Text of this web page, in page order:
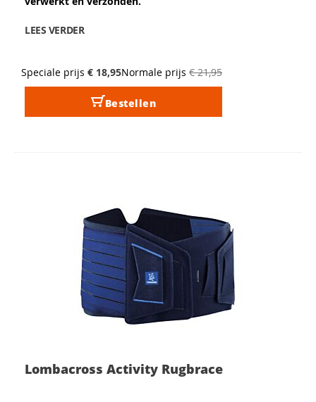
LEES VERDER
Speciale prijs € 18,95Normale prijs € 21,95
Bestellen
Lombacross Activity Rugbrace